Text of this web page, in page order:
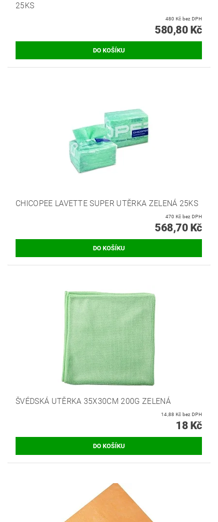
25KS
480 Kč bez DPH
580,80 Kč
CHICOPEE LAVETTE SUPER UTĚRKA ZELENÁ 25KS
470 Kč bez DPH
568,70 Kč
ŠVÉDSKÁ UTĚRKA 35X30CM 200G ZELENÁ
14,88 Kč bez DPH
18 Kč